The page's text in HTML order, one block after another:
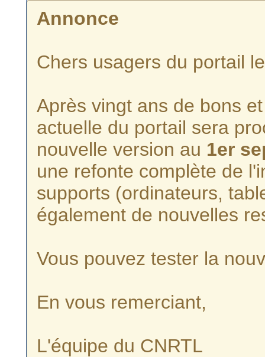
Annonce
Chers usagers du portail
Après vingt ans de bons
actuelle du portail sera
nouvelle version au 1er
une refonte complète de
supports (ordinateurs,
également de nouvelles
Vous pouvez tester la
En vous remerciant,
L'équipe du CNRTL